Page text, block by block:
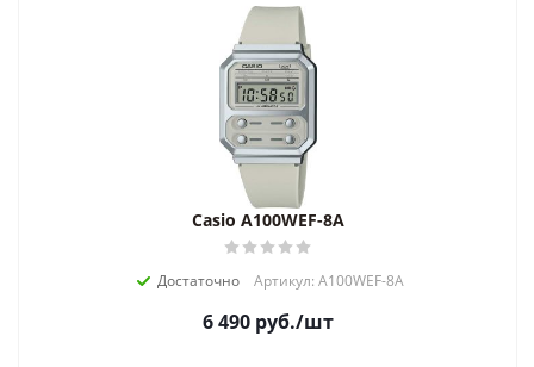
Casio A100WEF-8A
Достаточно Артикул: A100WEF-8A
6 490 руб./шт